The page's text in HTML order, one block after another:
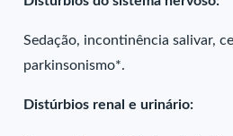
Sedação, incontinência salivar,
parkinsonismo*.
Distúrbios renal e urinário: